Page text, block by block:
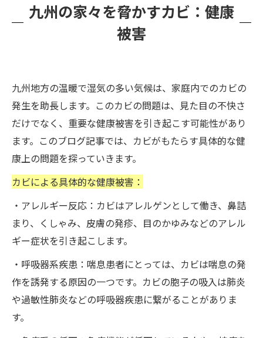
九州の家々を脅かすカビ：健康
被害
九州地方の温暖で湿気の多い気候は、家庭内でのカビの
発生を助長します。このカビの問題は、見た目の不快さ
だけでなく、重要な健康被害を引き起こす可能性があり
ます。このブログ記事では、カビがもたらす具体的な健
康上の問題を探っていきます。
カビによる具体的な健康被害：
・アレルギー反応：カビはアレルゲンとして働き、鼻詰
まり、くしゃみ、皮膚の発疹、目のかゆみなどのアレル
ギー症状を引き起こします。
・呼吸器系疾患：喘息患者にとっては、カビは喘息の発
作を誘発する原因の一つです。カビの胞子の吸入は肺炎
や過敏性肺炎などの呼吸器疾患に繋がることがありま
す。